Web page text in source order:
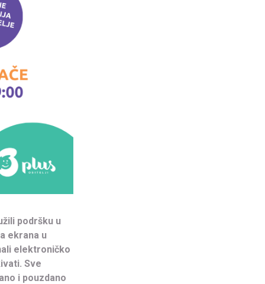
podršku u
ekrana u
elektroničko
Sve
i pouzdano